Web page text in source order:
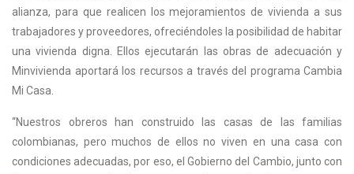
alianza, para que realicen los mejoramientos de vivienda a sus
trabajadores y proveedores, ofreciéndoles la posibilidad de habitar
una vivienda digna. Ellos ejecutarán las obras de adecuación y
Minvivienda aportará los recursos a través del programa Cambia
Mi Casa.
“Nuestros obreros han construido las casas de las familias
colombianas, pero muchos de ellos no viven en una casa con
condiciones adecuadas, por eso, el Gobierno del Cambio, junto con